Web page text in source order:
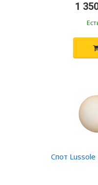
1
Спот Lussole